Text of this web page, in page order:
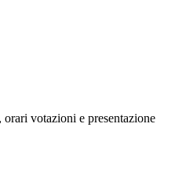
votazioni e presentazione